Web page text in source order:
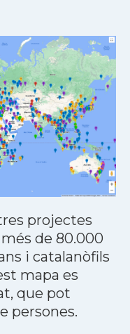
projectes
de 80.000
i catalanòfils
mapa es
que pot
persones.